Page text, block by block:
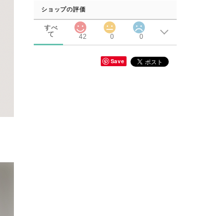
ショップの評価
すべ
て
42 0 0
Save